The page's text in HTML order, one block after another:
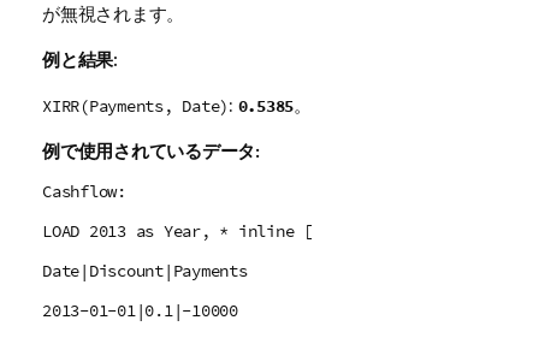
が無視されます。
例と結果:
XIRR(Payments, Date): 0.5385。
例で使用されているデータ:
Cashflow:
LOAD 2013 as Year, * inline [
Date|Discount|Payments
2013-01-01|0.1|-10000